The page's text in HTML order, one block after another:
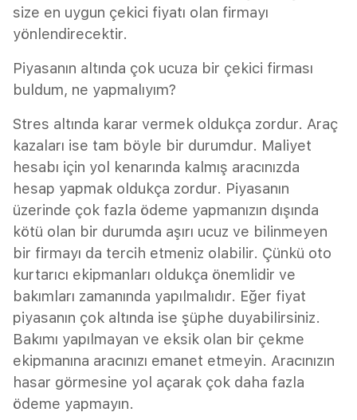
size en uygun çekici fiyatı olan firmayı
yönlendirecektir.
Piyasanın altında çok ucuza bir çekici firması
buldum, ne yapmalıyım?
Stres altında karar vermek oldukça zordur. Araç
kazaları ise tam böyle bir durumdur. Maliyet
hesabı için yol kenarında kalmış aracınızda
hesap yapmak oldukça zordur. Piyasanın
üzerinde çok fazla ödeme yapmanızın dışında
kötü olan bir durumda aşırı ucuz ve bilinmeyen
bir firmayı da tercih etmeniz olabilir. Çünkü oto
kurtarıcı ekipmanları oldukça önemlidir ve
bakımları zamanında yapılmalıdır. Eğer fiyat
piyasanın çok altında ise şüphe duyabilirsiniz.
Bakımı yapılmayan ve eksik olan bir çekme
ekipmanına aracınızı emanet etmeyin. Aracınızın
hasar görmesine yol açarak çok daha fazla
ödeme yapmayın.